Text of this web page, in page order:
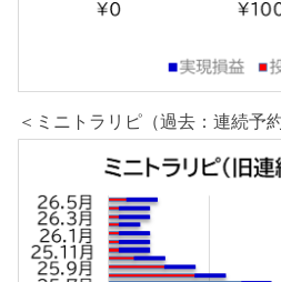
＜ミニトラリピ（過去：連続予